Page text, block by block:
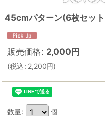
45cmパターン(6枚セッ
販売価格: 2,000円
(税込: 2,200円)
数量: 個